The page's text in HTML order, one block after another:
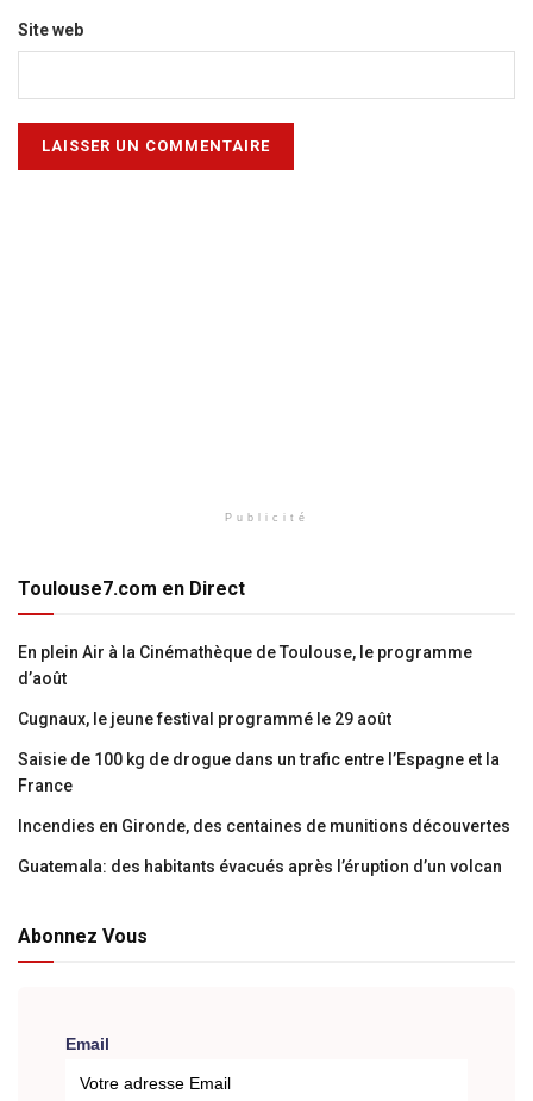
Site web
Publicité
Toulouse7.com en Direct
En plein Air à la Cinémathèque de Toulouse, le programme
d’août
Cugnaux, le jeune festival programmé le 29 août
Saisie de 100 kg de drogue dans un trafic entre l’Espagne et la
France
Incendies en Gironde, des centaines de munitions découvertes
Guatemala: des habitants évacués après l’éruption d’un volcan
Abonnez Vous
Email